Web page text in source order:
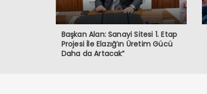
Başkan Alan: Sanayi Sitesi 1. Etap
Projesi İle Elazığ’ın Üretim Gücü
Daha da Artacak”